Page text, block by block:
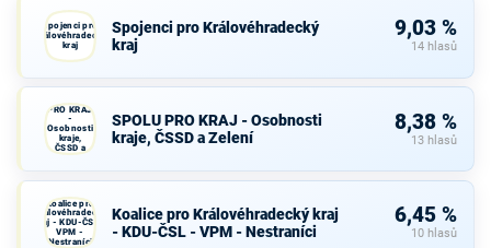
Spojenci pro
Královéhradecký
kraj
Spojenci pro Královéhradecký
kraj
9,03 %
14 hlasů
PRO KRAJ
-
Osobnosti
kraje,
ČSSD a
Zelení
SPOLU PRO KRAJ - Osobnosti
kraje, ČSSD a Zelení
8,38 %
13 hlasů
Koalice pro
Královéhradecký
kraj - KDU-ČSL -
VPM -
Nestraníci
Koalice pro Královéhradecký kraj
- KDU-ČSL - VPM - Nestraníci
6,45 %
10 hlasů